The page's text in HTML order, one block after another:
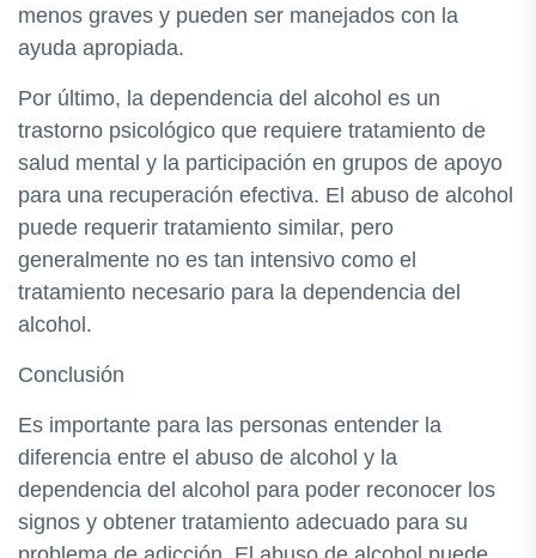
menos graves y pueden ser manejados con la
ayuda apropiada.
Por último, la dependencia del alcohol es un
trastorno psicológico que requiere tratamiento de
salud mental y la participación en grupos de apoyo
para una recuperación efectiva. El abuso de alcohol
puede requerir tratamiento similar, pero
generalmente no es tan intensivo como el
tratamiento necesario para la dependencia del
alcohol.
Conclusión
Es importante para las personas entender la
diferencia entre el abuso de alcohol y la
dependencia del alcohol para poder reconocer los
signos y obtener tratamiento adecuado para su